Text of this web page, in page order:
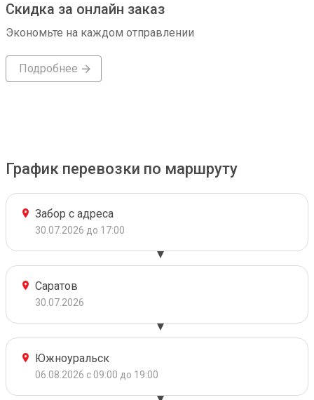
Скидка за онлайн заказ
Экономьте на каждом отправлении
Подробнее
График перевозки по маршруту
Забор с адреса
30.07.2026 до 17:00
Саратов
30.07.2026
Южноуральск
06.08.2026 с 09:00 до 19:00